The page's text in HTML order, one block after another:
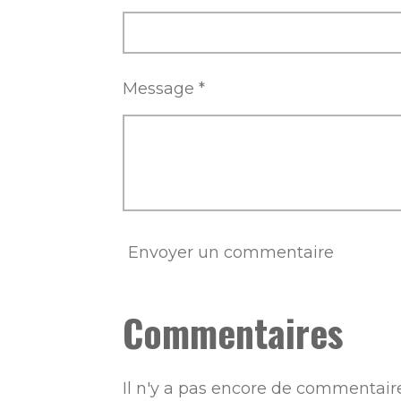
Message *
Envoyer un commentaire
Commentaires
Il n'y a pas encore de